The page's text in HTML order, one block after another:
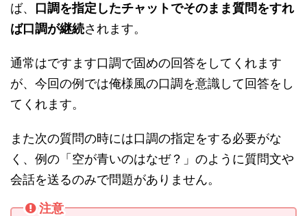
ば、 口調を指定したチャットでそのまま質問をすれ
ば口調が継続されます。
通常はですます口調で固めの回答をしてくれます
が、今回の例では俺様風の口調を意識して回答をし
てくれます。
また次の質問の時には口調の指定をする必要がな
く、例の「空が青いのはなぜ？」のように質問文や
会話を送るのみで問題がありません。
注意